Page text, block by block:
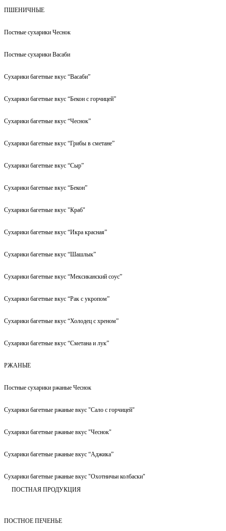
ПШЕНИЧНЫЕ
Постные сухарики Чеснок
Постные сухарики Васаби
Сухарики багетные вкус “Васаби”
Сухарики багетные вкус “Бекон с горчицей”
Сухарики багетные вкус “Чеснок”
Сухарики багетные вкус “Грибы в сметане”
Сухарики багетные вкус “Сыр”
Сухарики багетные вкус “Бекон”
Сухарики багетные вкус "Краб"
Сухарики багетные вкус “Икра красная”
Сухарики багетные вкус “Шашлык”
Сухарики багетные вкус “Мексиканский соус”
Сухарики багетные вкус “Рак с укропом”
Сухарики багетные вкус “Холодец с хреном”
Сухарики багетные вкус “Сметана и лук”
РЖАНЫЕ
Постные сухарики ржаные Чеснок
Сухарики багетные ржаные вкус "Сало с горчицей"
Сухарики багетные ржаные вкус "Чеснок"
Сухарики багетные ржаные вкус “Аджика”
Сухарики багетные ржаные вкус "Охотничьи колбаски"
ПОСТНАЯ ПРОДУКЦИЯ
ПОСТНОЕ ПЕЧЕНЬЕ